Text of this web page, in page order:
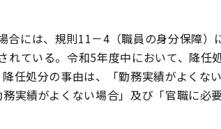
には、規則11－4（職員の身分保障）
ている。令和5年度中において、降任
任処分の事由は、「勤務実績がよくな
実績がよくない場合」及び「官職に必